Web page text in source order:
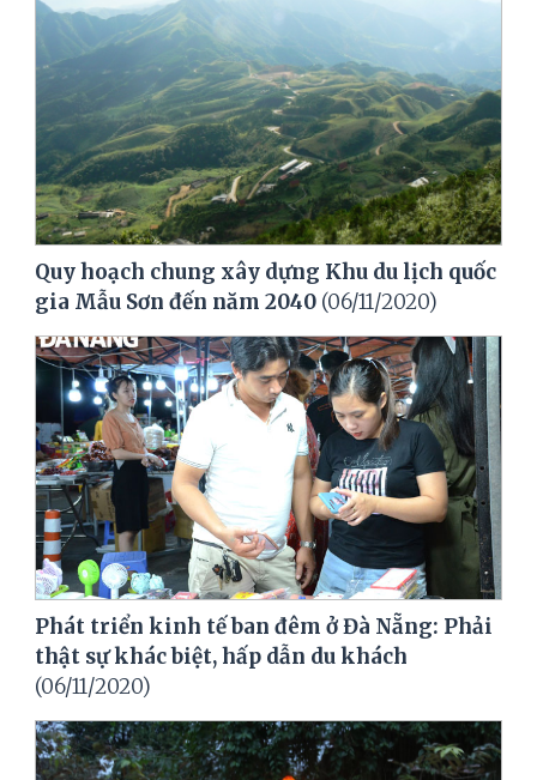
Quy hoạch chung xây dựng Khu du lịch quốc
gia Mẫu Sơn đến năm 2040 (06/11/2020)
Phát triển kinh tế ban đêm ở Đà Nẵng: Phải
thật sự khác biệt, hấp dẫn du khách
(06/11/2020)